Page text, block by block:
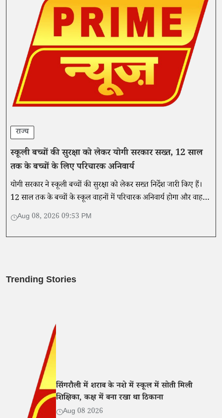
राज्य
स्कूली बच्चों की सुरक्षा को लेकर योगी सरकार सख्त, 12 साल
तक के बच्चों के लिए परिचारक अनिवार्य
योगी सरकार ने स्कूली बच्चों की सुरक्षा को लेकर सख्त निर्देश जारी किए हैं।
12 साल तक के बच्चों के स्कूल वाहनों में परिचारक अनिवार्य होगा और वाहनों
की फिटनेस व सुरक्षा उपकरणों की नियमित जांच होगी।
Aug 08, 2026 09:53 PM
Trending Stories
सिंगरौली में शराब के नशे में स्कूल में सोती मिली
शिक्षिका, कक्ष में बना रखा था ठिकाना
Aug 08 2026